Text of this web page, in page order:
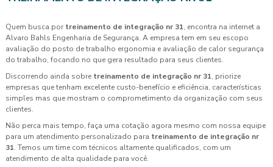
Quem busca por treinamento de integração nr 31, encontra na internet a
Alvaro Bahls Engenharia de Segurança. A empresa tem em seu escopo
avaliação do posto de trabalho ergonomia e avaliação de calor segurança
do trabalho, focando no que gera resultado para seus clientes.
Discorrendo ainda sobre treinamento de integração nr 31, priorize
empresas que tenham excelente custo-benefício e eficiência, características
simples mas que mostram o comprometimento da organização com seus
clientes.
Não perca mais tempo, faça uma cotação agora mesmo com nossa equipe
para um atendimento personalizado para treinamento de integração nr
31. Temos um time com técnicos altamente qualificados, com um
atendimento de alta qualidade para você.